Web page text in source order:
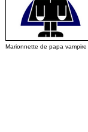
Marionnette de papa vampire